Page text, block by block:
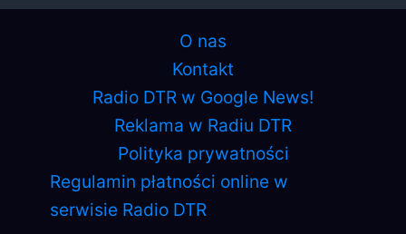
O nas
Kontakt
Radio DTR w Google News!
Reklama w Radiu DTR
Polityka prywatności
Regulamin płatności online w
serwisie Radio DTR